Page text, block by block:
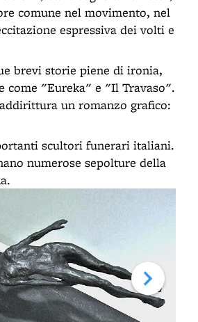
comune nel movimento, nel
espressiva dei volti e
brevi storie piene di ironia,
come "Eureka" e "Il Travaso".
un romanzo grafico:
scultori funerari italiani.
numerose sepolture della